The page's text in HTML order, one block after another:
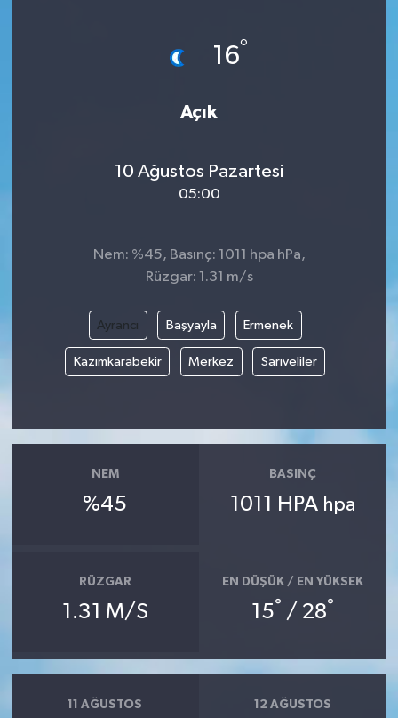
16°
Açık
10 Ağustos Pazartesi
05:00
Nem: %45, Basınç: 1011 hpa hPa,
Rüzgar: 1.31 m/s
Ayrancı Başyayla Ermenek
Kazımkarabekir Merkez Sarıveliler
NEM
%45
BASINÇ
1011 HPA hpa
RÜZGAR
1.31 M/S
EN DÜŞÜK / EN YÜKSEK
15° / 28°
11 AĞUSTOS 12 AĞUSTOS